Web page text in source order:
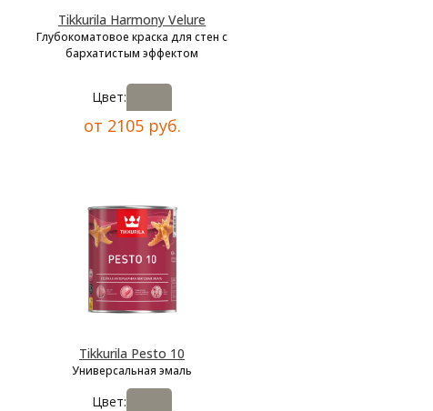
Tikkurila Harmony Velure
Глубокоматовое краска для стен с
бархатистым эффектом
Цвет:
от 2105 руб.
Tikkurila Pesto 10
Универсальная эмаль
Цвет: